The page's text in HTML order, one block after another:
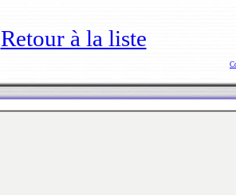
Retour à la liste